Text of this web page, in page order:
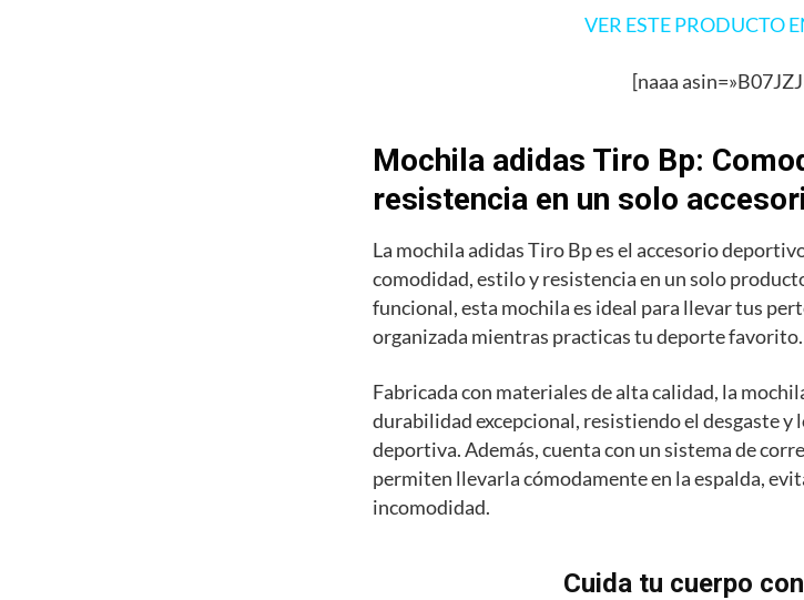
VER ESTE PRODUCTO
[naaa
Mochila adidas Tiro Bp:
resistencia en un solo
La mochila adidas Tiro Bp es el accesorio
comodidad, estilo y resistencia en un solo
funcional, esta mochila es ideal para llevar tus
organizada mientras practicas tu deporte favorito.
Fabricada con materiales de alta calidad, la
durabilidad excepcional, resistiendo el desgaste y
deportiva. Además, cuenta con un sistema de
permiten llevarla cómodamente en la espalda,
incomodidad.
Cuida tu cuerpo